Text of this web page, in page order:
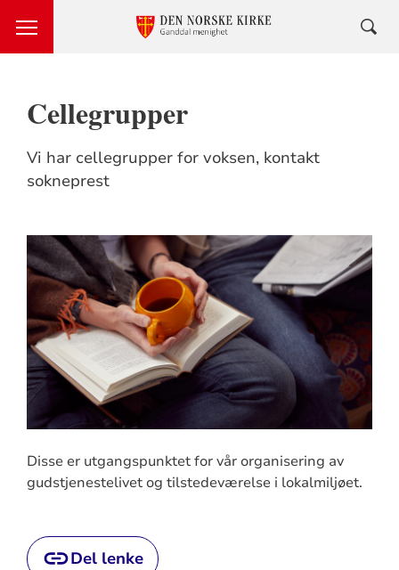
Cellegrupper
Vi har cellegrupper for voksen, kontakt
sokneprest
Disse er utgangspunktet for vår organisering av
gudstjenestelivet og tilstedeværelse i lokalmiljøet.
Del lenke